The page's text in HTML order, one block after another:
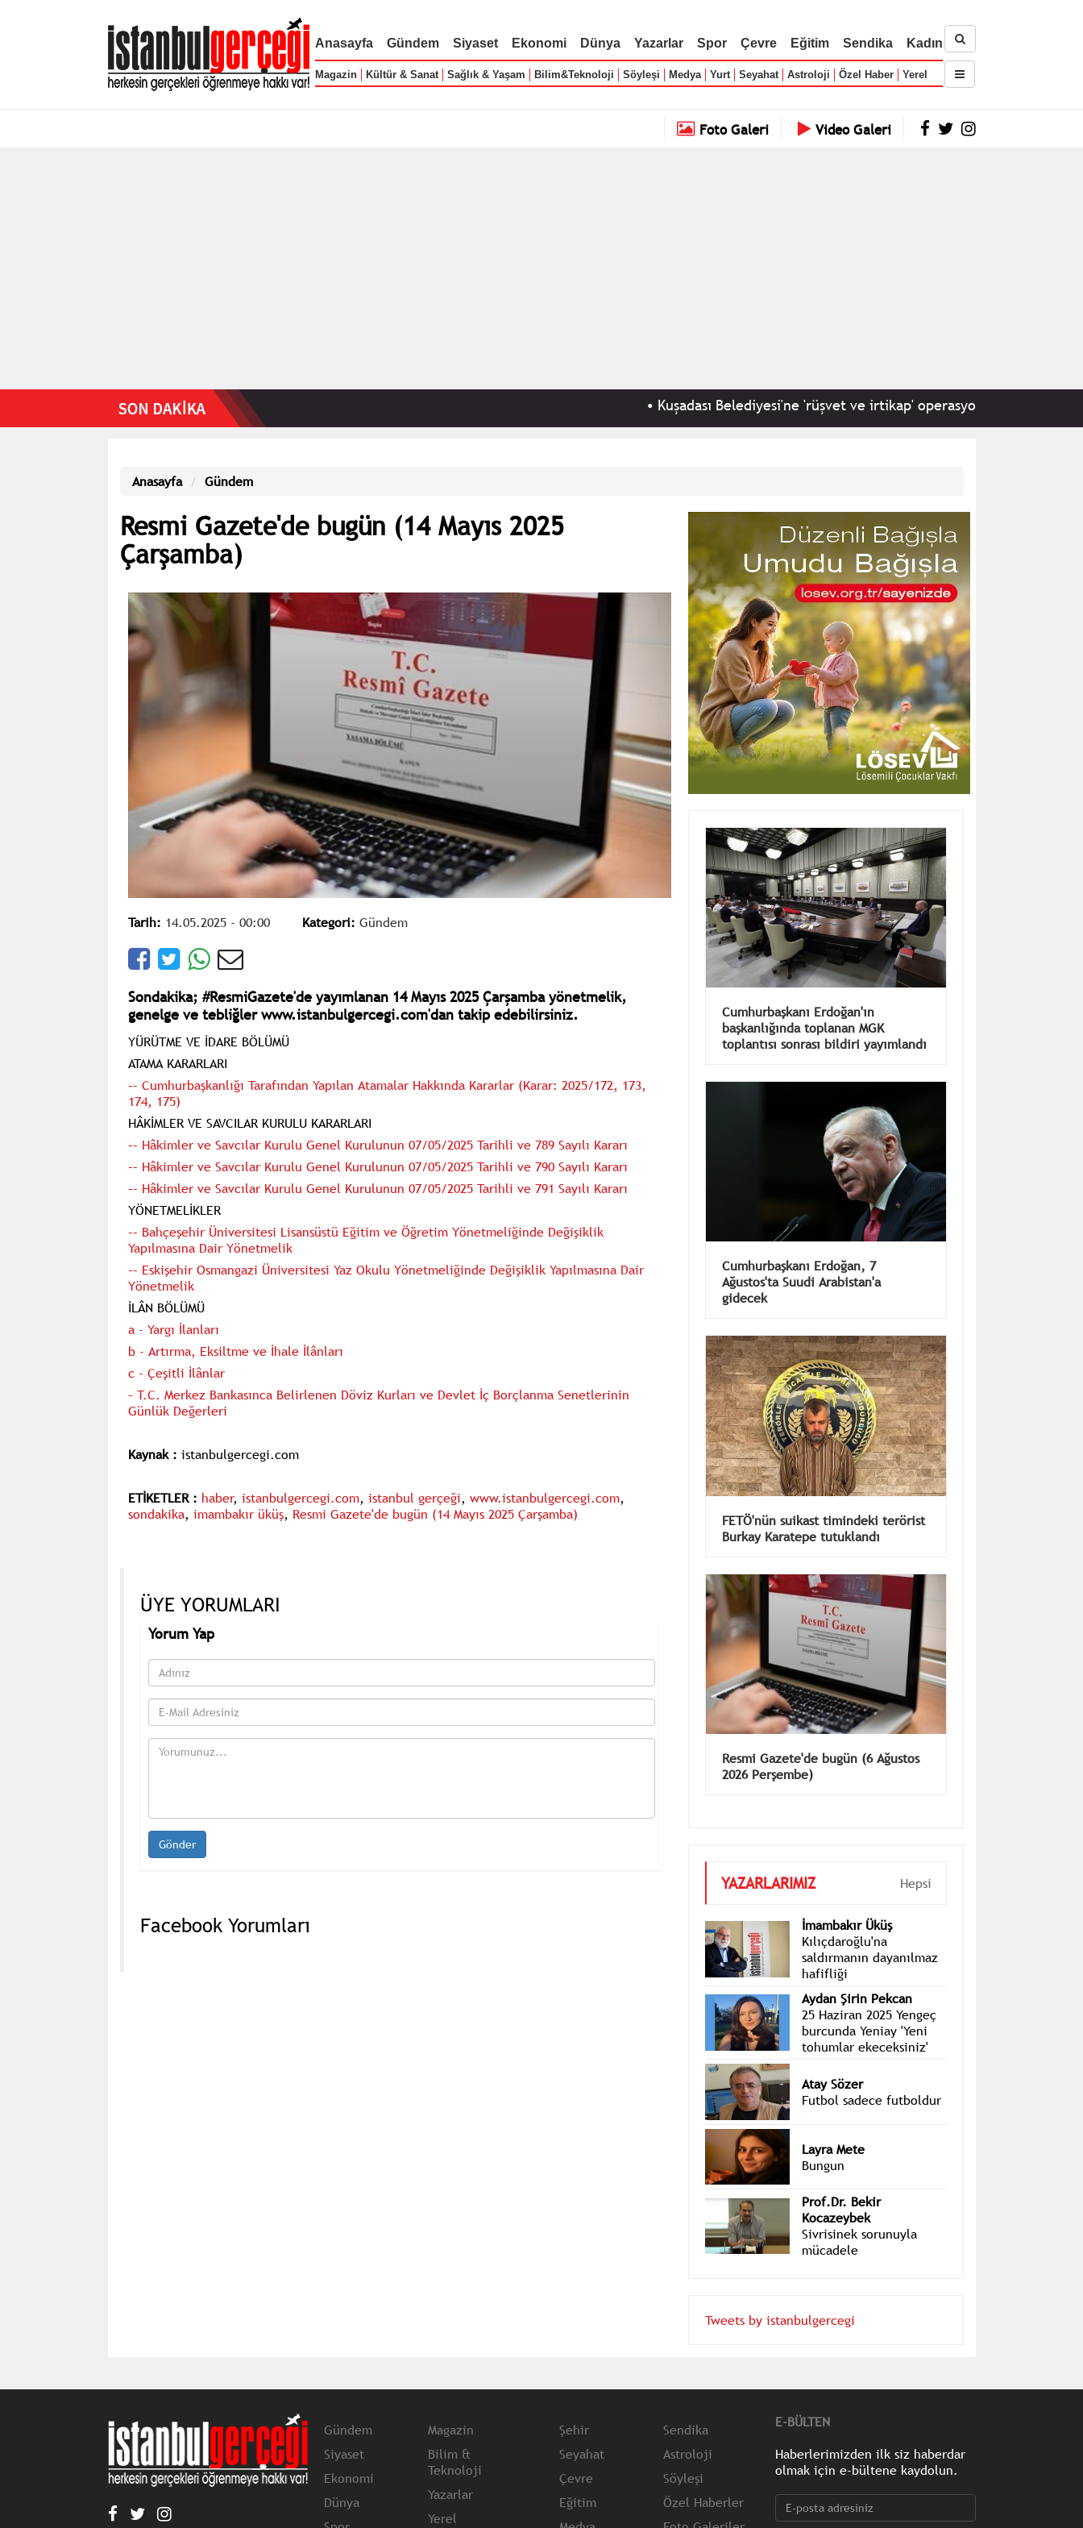
Anasayfa Gündem Siyaset Ekonomi Dünya Yazarlar Spor Çevre Eğitim Sendika Kadın
Magazin Kültür & Sanat Sağlık & Yaşam Bilim&Teknoloji Söyleşi Medya Yurt Seyahat Astroloji Özel Haber Yerel
Foto Galeri Video Galeri
Kuşadası Belediyesi'ne 'rüşvet ve irtikap' operasyonu: 22 kişi hakkında
Anasayfa Gündem
Resmi Gazete'de bugün (14 Mayıs 2025
Çarşamba)
Tarih: 14.05.2025 - 00:00 Kategori: Gündem
Sondakika; #ResmiGazete'de yayımlanan 14 Mayıs 2025 Çarşamba yönetmelik,
genelge ve tebliğler www.istanbulgercegi.com'dan takip edebilirsiniz.
YÜRÜTME VE İDARE BÖLÜMÜ
ATAMA KARARLARI
–– Cumhurbaşkanlığı Tarafından Yapılan Atamalar Hakkında Kararlar (Karar: 2025/172, 173,
174, 175)
HÂKİMLER VE SAVCILAR KURULU KARARLARI
–– Hâkimler ve Savcılar Kurulu Genel Kurulunun 07/05/2025 Tarihli ve 789 Sayılı Kararı
–– Hâkimler ve Savcılar Kurulu Genel Kurulunun 07/05/2025 Tarihli ve 790 Sayılı Kararı
–– Hâkimler ve Savcılar Kurulu Genel Kurulunun 07/05/2025 Tarihli ve 791 Sayılı Kararı
YÖNETMELİKLER
–– Bahçeşehir Üniversitesi Lisansüstü Eğitim ve Öğretim Yönetmeliğinde Değişiklik
Yapılmasına Dair Yönetmelik
–– Eskişehir Osmangazi Üniversitesi Yaz Okulu Yönetmeliğinde Değişiklik Yapılmasına Dair
Yönetmelik
İLÂN BÖLÜMÜ
a - Yargı İlanları
b - Artırma, Eksiltme ve İhale İlânları
c - Çeşitli İlânlar
– T.C. Merkez Bankasınca Belirlenen Döviz Kurları ve Devlet İç Borçlanma Senetlerinin
Günlük Değerleri
Kaynak : istanbulgercegi.com
ETİKETLER : haber, istanbulgercegi.com, istanbul gerçeği, www.istanbulgercegi.com,
sondakika, imambakır üküş, Resmi Gazete'de bugün (14 Mayıs 2025 Çarşamba)
ÜYE YORUMLARI
Yorum Yap
Facebook Yorumları
Cumhurbaşkanı Erdoğan'ın
başkanlığında toplanan MGK
Cumhurbaşkanı Erdoğan, 7
Ağustos'ta Suudi Arabistan'a
FETÖ'nün suikast timindeki terörist
Resmi Gazete'de bugün (6 Ağustos
İmambakır Üküş
Kılıçdaroğlu'na
saldırmanın dayanılmaz
hafifliği
Aydan Şirin Pekcan
25 Haziran 2025 Yengeç
burcunda Yeniay 'Yeni
Atay Sözer
Layra Mete
Prof.Dr. Bekir
Kocazeybek
Sivrisinek sorunuyla
Gündem
Siyaset
Ekonomi
Magazin
Bilim &
Teknoloji
Yazarlar
Şehir
Seyahat
Çevre
Sendika
Astroloji
Söyleşi
E-BÜLTEN
Haberlerimizden ilk siz haberdar
olmak için e-bültene kaydolun.